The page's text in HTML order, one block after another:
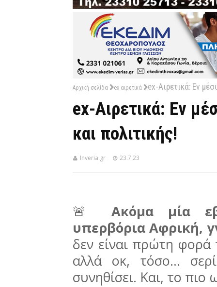
Αρχική σελίδα ex-αιρετικά ex-Αιρετικά: Εν
ex-Αιρετικά: Εν
και πολιτικής!
Inveria.gr 23.7.23
🚨
Ακόμα μία
υπερβόρια Αφρική,
δεν είναι πρώτη φορά
αλλά οκ, τόσο…
συνηθίσει. Και, το πιο